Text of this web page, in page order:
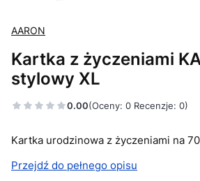
AARON
Kartka z życzeniami
stylowy XL
0.00(Oceny: 0 Recenzje: 0)
Kartka urodzinowa z życzeniami na
Przejdź do pełnego opisu